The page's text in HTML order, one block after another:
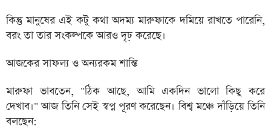
কিন্তু মানুষের এই কটু কথা অদম্য মারুফাকে দমিয়ে রাখতে পারেনি,
বরং তা তার সংকল্পকে আরও দৃঢ় করেছে।
আজকের সাফল্য ও অন্যরকম শান্তি
মারুফা ভাবতেন, "ঠিক আছে, আমি একদিন ভালো কিছু করে
দেখাব।" আজ তিনি সেই স্বপ্ন পূরণ করেছেন। বিশ্ব মঞ্চে দাঁড়িয়ে তিনি
বলছেন: